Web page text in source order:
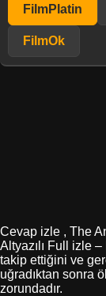
FilmPlatin
FilmOk
Cevap izle , The
Altyazılı Full izle
takip ettiğini ve
uğradıktan sonra
zorundadır.